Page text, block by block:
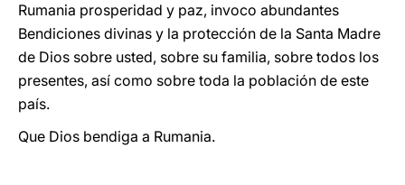
Rumania prosperidad y paz, invoco abundantes
Bendiciones divinas y la protección de la Santa Madre
de Dios sobre usted, sobre su familia, sobre todos los
presentes, así como sobre toda la población de este
país.
Que Dios bendiga a Rumania.